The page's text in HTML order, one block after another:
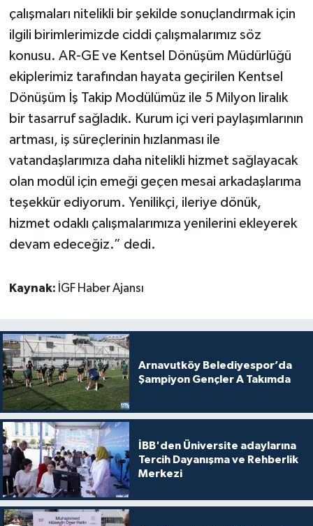
çalışmaları nitelikli bir şekilde sonuçlandırmak için
ilgili birimlerimizde ciddi çalışmalarımız söz
konusu. AR-GE ve Kentsel Dönüşüm Müdürlüğü
ekiplerimiz tarafından hayata geçirilen Kentsel
Dönüşüm İş Takip Modülümüz ile 5 Milyon liralık
bir tasarruf sağladık. Kurum içi veri paylaşımlarının
artması, iş süreçlerinin hızlanması ile
vatandaşlarımıza daha nitelikli hizmet sağlayacak
olan modül için emeği geçen mesai arkadaşlarıma
teşekkür ediyorum. Yenilikçi, ileriye dönük,
hizmet odaklı çalışmalarımıza yenilerini ekleyerek
devam edeceğiz.” dedi.
Kaynak: İGF Haber Ajansı
Arnavutköy Belediyespor’da
Şampiyon Gençler A Takımda
İBB'den Üniversite adaylarına
Tercih Dayanışma ve Rehberlik
Merkezi